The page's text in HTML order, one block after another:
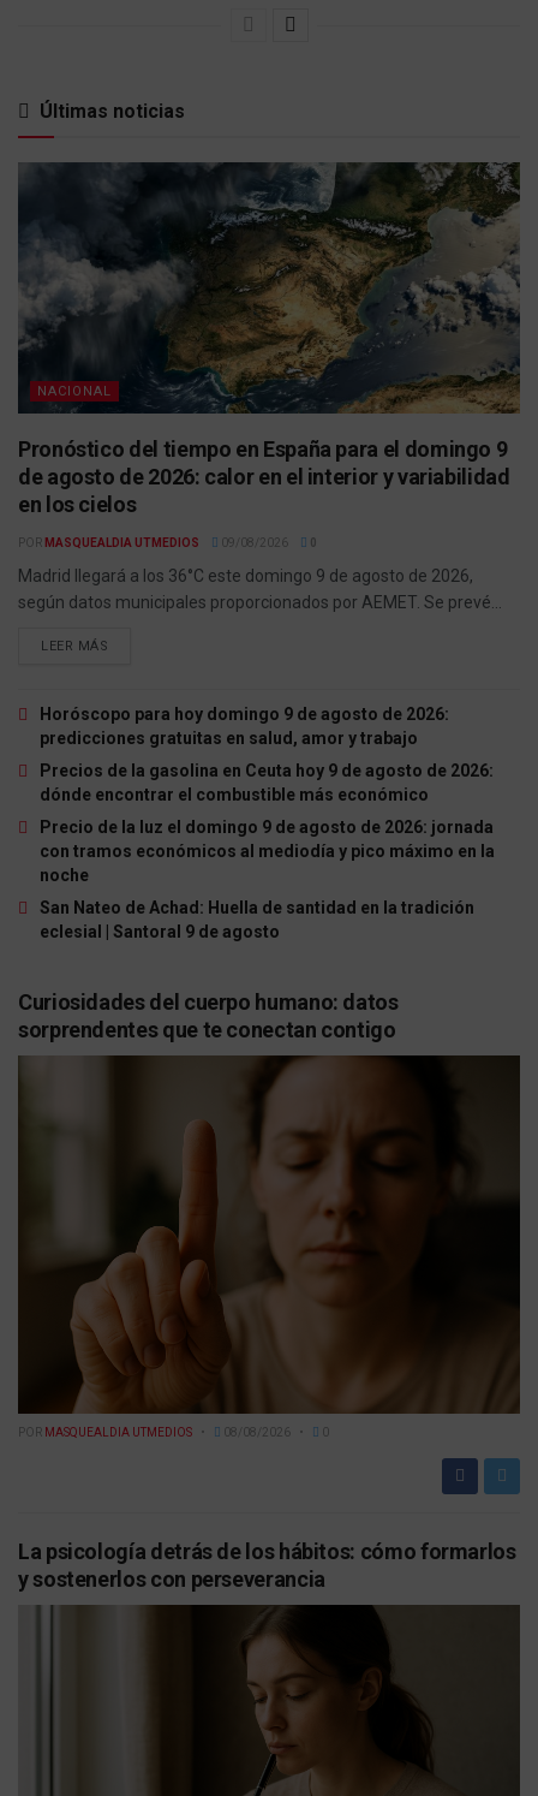
Últimas noticias
NACIONAL
Pronóstico del tiempo en España para el domingo 9
de agosto de 2026: calor en el interior y variabilidad
en los cielos
POR MASQUEALDIA UTMEDIOS 09/08/2026
Madrid llegará a los 36°C este domingo 9 de agosto de 2026,
según datos municipales proporcionados por AEMET. Se prevé...
LEER MÁS
Horóscopo para hoy domingo 9 de agosto de 2026:
predicciones gratuitas en salud, amor y trabajo
Precios de la gasolina en Ceuta hoy 9 de agosto de 2026:
dónde encontrar el combustible más económico
Precio de la luz el domingo 9 de agosto de 2026: jornada
con tramos económicos al mediodía y pico máximo en la
noche
San Nateo de Achad: Huella de santidad en la tradición
eclesial | Santoral 9 de agosto
Curiosidades del cuerpo humano: datos
sorprendentes que te conectan contigo
POR MASQUEALDIA UTMEDIOS 08/08/2026 0
La psicología detrás de los hábitos: cómo formarlos
y sostenerlos con perseverancia